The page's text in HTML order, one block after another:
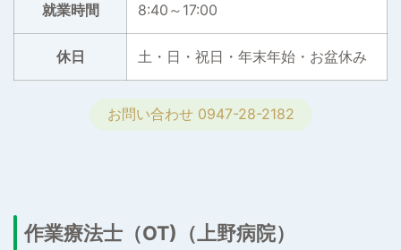
就業時間 8:40～17:00
休日 土・日・祝日・年末年始・お盆休み
お問い合わせ 0947-28-2182
作業療法士（OT)（上野病院）